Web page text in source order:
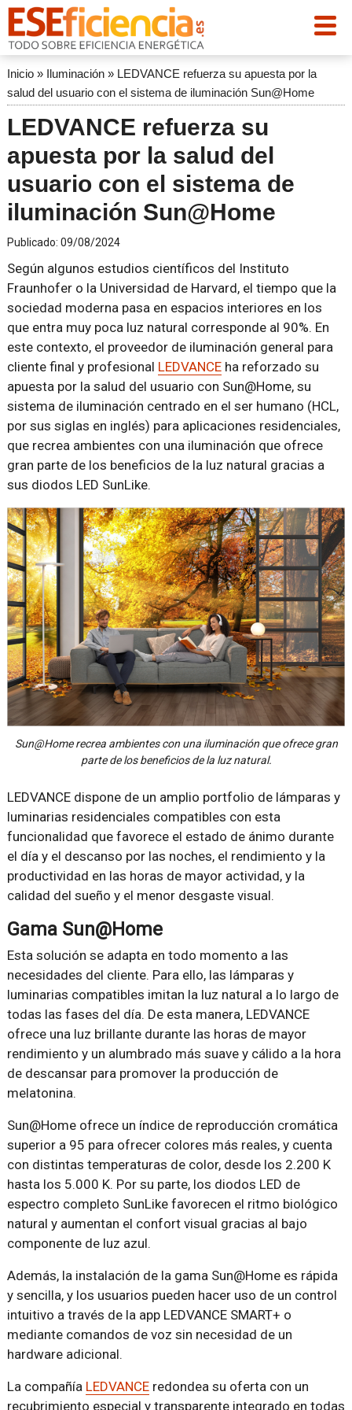
Inicio» Iluminación» LEDVANCE refuerza su apuesta por la
salud del usuario con el sistema de iluminación Sun@Home
LEDVANCE refuerza su
apuesta por la salud del
usuario con el sistema de
iluminación Sun@Home
Publicado: 09/08/2024
Según algunos estudios científicos del Instituto
Fraunhofer o la Universidad de Harvard, el tiempo que la
sociedad moderna pasa en espacios interiores en los
que entra muy poca luz natural corresponde al 90%. En
este contexto, el proveedor de iluminación general para
cliente final y profesional LEDVANCEha reforzado su
apuesta por la salud del usuario con Sun@Home, su
sistema de iluminación centrado en el ser humano (HCL,
por sus siglas en inglés) para aplicaciones residenciales,
que recrea ambientes con una iluminación que ofrece
gran parte de los beneficios de la luz natural gracias a
sus diodos LED SunLike.
Sun@Home recrea ambientes con una iluminación que ofrece gran
parte de los beneficios de la luz natural.
LEDVANCE dispone de un amplio portfolio de lámparas y
luminarias residenciales compatibles con esta
funcionalidad que favorece el estado de ánimo durante
el día y el descanso por las noches, el rendimiento y la
productividad en las horas de mayor actividad, y la
calidad del sueño y el menor desgaste visual.
Gama Sun@Home
Esta solución se adapta en todo momento a las
necesidades del cliente. Para ello, las lámparas y
luminarias compatibles imitan la luz natural a lo largo de
todas las fases del día. De esta manera, LEDVANCE
ofrece una luz brillante durante las horas de mayor
rendimiento y un alumbrado más suave y cálido a la hora
de descansar para promover la producción de
melatonina.
Sun@Home ofrece un índice de reproducción cromática
superior a 95 para ofrecer colores más reales, y cuenta
con distintas temperaturas de color, desde los 2.200 K
hasta los 5.000 K. Por su parte, los diodos LED de
espectro completo SunLike favorecen el ritmo biológico
natural y aumentan el confort visual gracias al bajo
componente de luz azul.
Además, la instalación de la gama Sun@Home es rápida
y sencilla, y los usuarios pueden hacer uso de un control
intuitivo a través de la app LEDVANCE SMART+ o
mediante comandos de voz sin necesidad de un
hardware adicional.
La compañía LEDVANCEredondea su oferta con un
recubrimiento especial y transparente integrado en todas